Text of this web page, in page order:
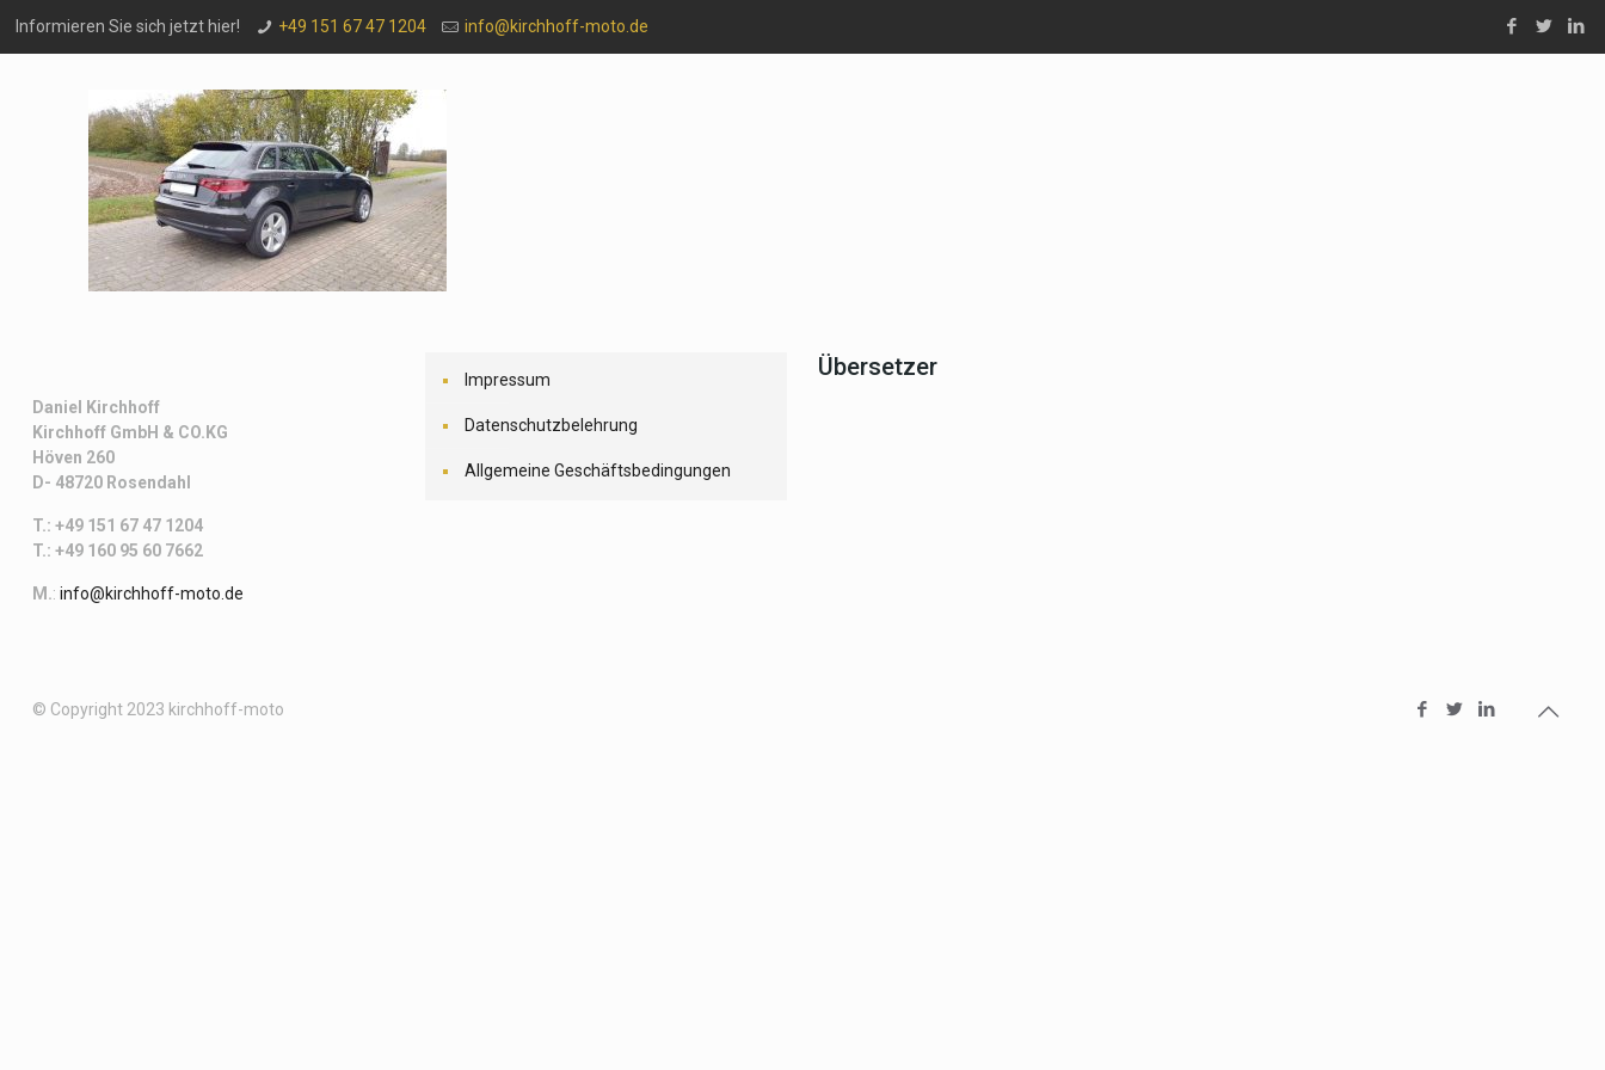
Informieren Sie sich jetzt hier! +49 151 67 47 1204 info@kirchhoff-moto.de
Daniel Kirchhoff
Kirchhoff GmbH & CO.KG
Höven 260
D- 48720 Rosendahl
T.: +49 151 67 47 1204
T.: +49 160 95 60 7662
M.: info@kirchhoff-moto.de
Impressum
Datenschutzbelehrung
Allgemeine Geschäftsbedingungen
Übersetzer
© Copyright 2023 kirchhoff-moto